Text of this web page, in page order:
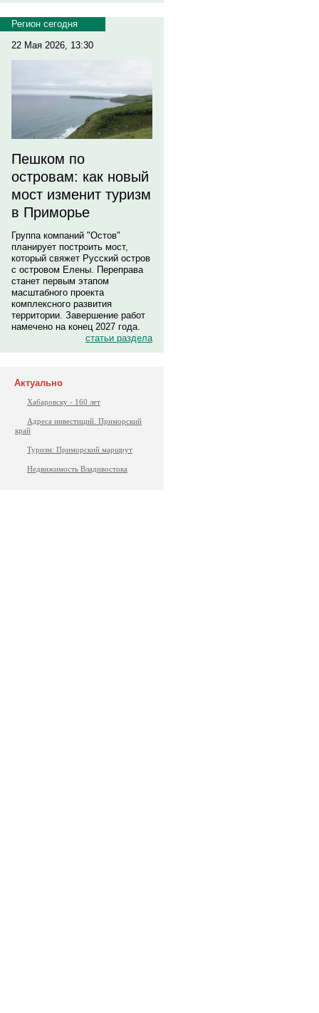
Регион сегодня
22 Мая 2026, 13:30
Пешком по
островам: как новый
мост изменит туризм
в Приморье
Группа компаний "Остов"
планирует построить мост,
который свяжет Русский остров
с островом Елены. Переправа
станет первым этапом
масштабного проекта
комплексного развития
территории. Завершение работ
намечено на конец 2027 года.
статьи раздела
Актуально
Хабаровску - 160 лет
Адреса инвестиций. Приморский
край
Туризм: Приморский маршрут
Недвижимость Владивостока